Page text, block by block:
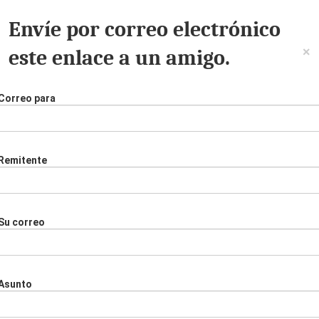
Envíe por correo electrónico
este enlace a un amigo.
×
para
correo